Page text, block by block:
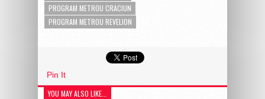
PROGRAM METROU CRACIUN
PROGRAM METROU REVELION
Pin It
YOU MAY ALSO LIKE...